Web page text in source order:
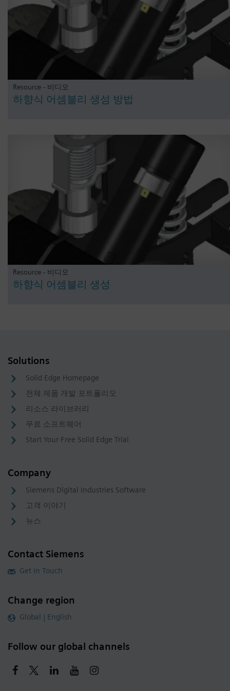
Resource - 비디오
하향식 어셈블리 생성 방법
Resource - 비디오
하향식 어셈블리 생성
Solutions
Solid Edge Homepage
전체 제품 개발 포트폴리오
리소스 라이브러리
무료 소프트웨어
Start Your Free Solid Edge Trial
Company
Siemens Digital Industries Software
고객 이야기
뉴스
Contact Siemens
Get in Touch
Change region
Global | English
Follow our global channels